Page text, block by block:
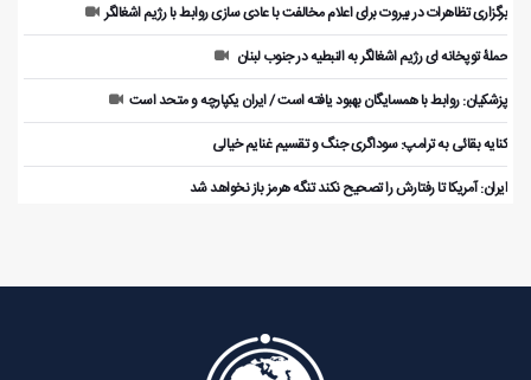
برگزاری تظاهرات در بیروت برای اعلام مخالفت با عادی سازی روابط با رژیم اشغالگر
حملۀ توپخانه ای رژیم اشغالگر به النبطیه در جنوب لبنان
پزشکیان: روابط با همسایگان بهبود یافته است / ایران یکپارچه و متحد است
کنایه بقائی به ترامپ: سوداگری جنگ و تقسیم غنایم خیالی
ایران: آمریکا تا رفتارش را تصحیح نکند تنگه هرمز باز نخواهد شد